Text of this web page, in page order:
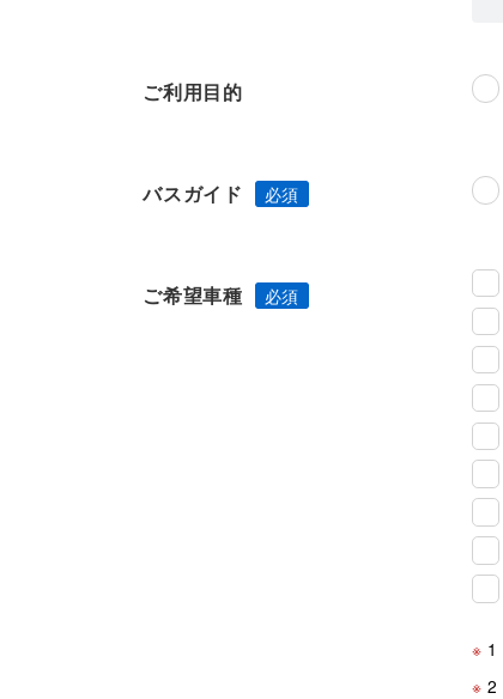
ご利用目的
バスガイド
ご希望車種
※ 1
※ 2